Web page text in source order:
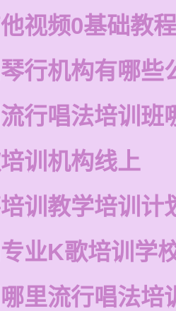
视频0基础教程
行机构有哪些
行唱法培训班
训机构线上
训教学培训计
业K歌培训学
里流行唱法培